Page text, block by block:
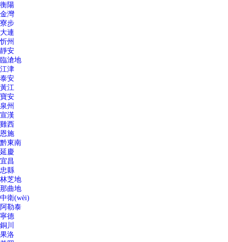
衡陽
金灣
寮步
大連
忻州
靜安
臨滄地
江津
泰安
黃江
寶安
泉州
宣漢
雞西
恩施
黔東南
延慶
宜昌
忠縣
林芝地
那曲地
中衛(wèi)
阿勒泰
寧德
銅川
果洛